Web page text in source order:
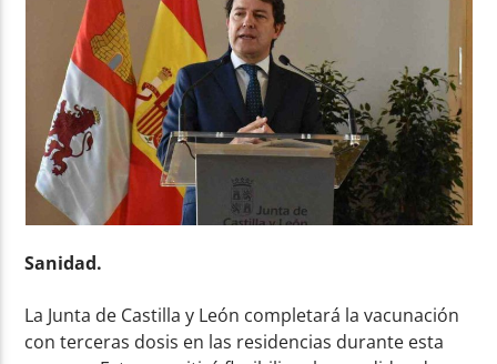
Sanidad.
La Junta de Castilla y León completará la vacunación
con terceras dosis en las residencias durante esta